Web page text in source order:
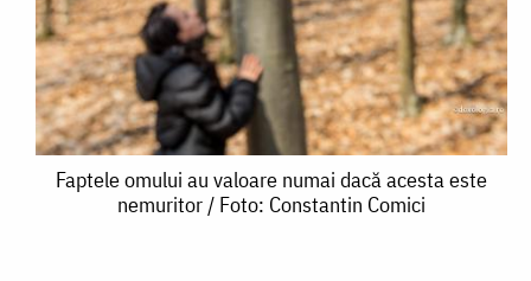
Faptele
Faptele omului au valoare numai dacă acesta este
nemuritor / Foto: Constantin Comici